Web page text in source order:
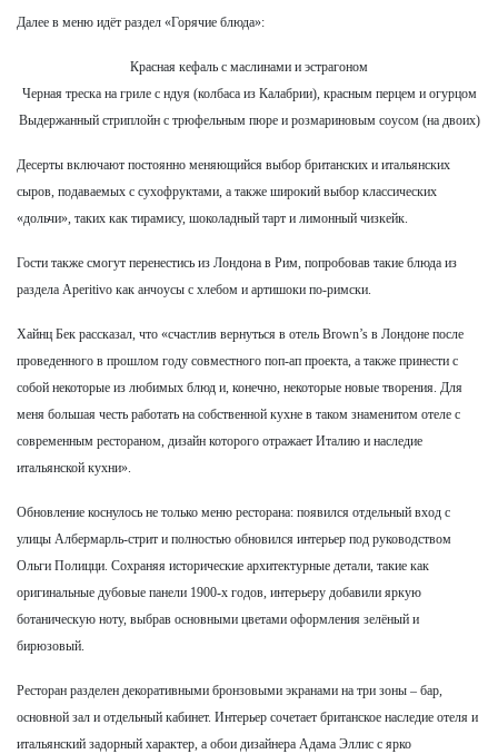
Далее в меню идёт раздел «Горячие блюда»:
Красная кефаль с маслинами и эстрагоном
Черная треска на гриле с ндуя (колбаса из Калабрии), красным перцем и огурцом
Выдержанный стриплойн с трюфельным пюре и розмариновым соусом (на двоих)
Десерты включают постоянно меняющийся выбор британских и итальянских
сыров, подаваемых с сухофруктами, а также широкий выбор классических
«дольчи», таких как тирамису, шоколадный тарт и лимонный чизкейк.
Гости также смогут перенестись из Лондона в Рим, попробовав такие блюда из
раздела Aperitivo как анчоусы с хлебом и артишоки по-римски.
Хайнц Бек рассказал, что «счастлив вернуться в отель Brown’s в Лондоне после
проведенного в прошлом году совместного поп-ап проекта, а также принести с
собой некоторые из любимых блюд и, конечно, некоторые новые творения. Для
меня большая честь работать на собственной кухне в таком знаменитом отеле с
современным рестораном, дизайн которого отражает Италию и наследие
итальянской кухни».
Обновление коснулось не только меню ресторана: появился отдельный вход с
улицы Албермарль-стрит и полностью обновился интерьер под руководством
Ольги Полицци. Сохраняя исторические архитектурные детали, такие как
оригинальные дубовые панели 1900-х годов, интерьеру добавили яркую
ботаническую ноту, выбрав основными цветами оформления зелёный и
бирюзовый.
Ресторан разделен декоративными бронзовыми экранами на три зоны – бар,
основной зал и отдельный кабинет. Интерьер сочетает британское наследие отеля и
итальянский задорный характер, а обои дизайнера Адама Эллис с ярко